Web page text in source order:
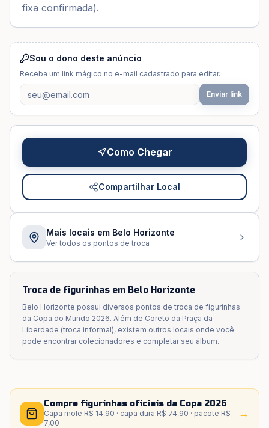
fixa confirmada).
Sou o dono deste anúncio
Receba um link mágico no e-mail cadastrado para editar.
Enviar link
Como Chegar
Compartilhar Local
Mais locais em Belo Horizonte
Ver todos os pontos de troca
Troca de figurinhas em Belo Horizonte
Belo Horizonte possui diversos pontos de troca de figurinhas
da Copa do Mundo 2026. Além de Coreto da Praça da
Liberdade (troca informal), existem outros locais onde você
pode encontrar colecionadores e completar seu álbum.
Compre figurinhas oficiais da Copa 2026
Capa mole R$ 14,90 · capa dura R$ 74,90 · pacote R$
7,00
→